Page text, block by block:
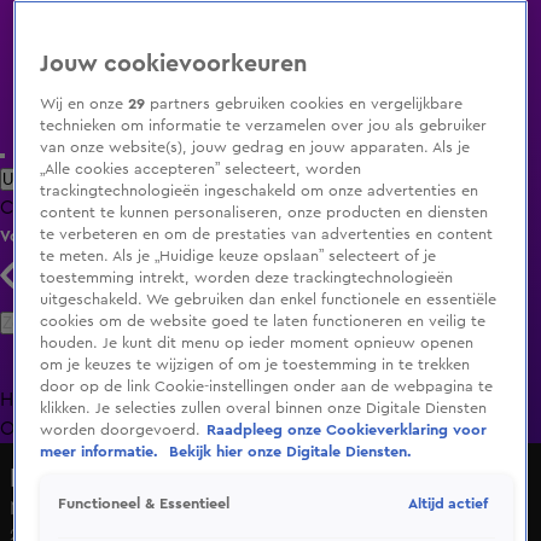
Uitzending Gemist Populaire programma's Zenders Genres
ClipsFilmsRadioSmart TV inlogShop
Volg KIJK
Zoeken
HomeUitzending Gemist Programma's De Bondgenoten
OranjezomerLivestreamsShop
Nieuw seizoen van The Masked Singer is gestart
22 nov 2024, 15:34
Jouw cookievoorkeuren
Wij en onze29 partners gebruiken cookies en vergelijkbare
technieken om informatie te verzamelen over jou als gebruiker
van onze website(s), jouw gedrag en jouw apparaten. Als je
„Alle cookies accepteren” selecteert, worden
trackingtechnologieën ingeschakeld om onze advertenties en
content te kunnen personaliseren, onze producten en diensten
te verbeteren en om de prestaties van advertenties en content
te meten. Als je „Huidige keuze opslaan” selecteert of je
toestemming intrekt, worden deze trackingtechnologieën
uitgeschakeld. We gebruiken dan enkel functionele en essentiële
cookies om de website goed te laten functioneren en veilig te
houden. Je kunt dit menu op ieder moment opnieuw openen
om je keuzes te wijzigen of om je toestemming in te trekken
door op de link Cookie-instellingen onder aan de webpagina te
klikken. Je selecties zullen overal binnen onze Digitale Diensten
worden doorgevoerd.
Raadpleeg onze Cookieverklaring voor
meer informatie.
Bekijk hier onze Digitale Diensten.
Functioneel & Essentieel Altijd actief